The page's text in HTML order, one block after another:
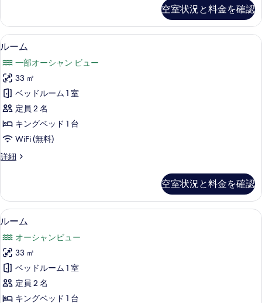
ー
ム
ダ
ブ
ル
ベ
ッ
ド
2
台
べ
て
写
真
を
表
ー
ド
ダ
ル
ル
ー
ム
ダ
ブ
ル
ベ
ッ
ド
の
詳
細
空室状況と料金を確認
ル
ム
の
す
べ
て
写
を
表
示
す
る
セーフティボックス (室内)、デスク
5
ルーム
一部オーシャン ビュー
33 ㎡
ベッドルーム 1 室
定員 2 名
キングベッド 1 台
WiFi (無料)
詳細
ル
詳
細
空室状況と料金を確認
ル
ム
の
す
べ
ルーム | セーフティボックス (室内)
7
ルーム
オーシャンビュー
33 ㎡
ベッドルーム 1 室
定員 2 名
キングベッド 1 台